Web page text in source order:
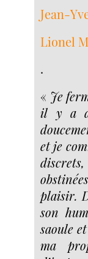
Jean-
Lionel
.
« Je
il y a
et je
plaisir.
son
saoule
ma